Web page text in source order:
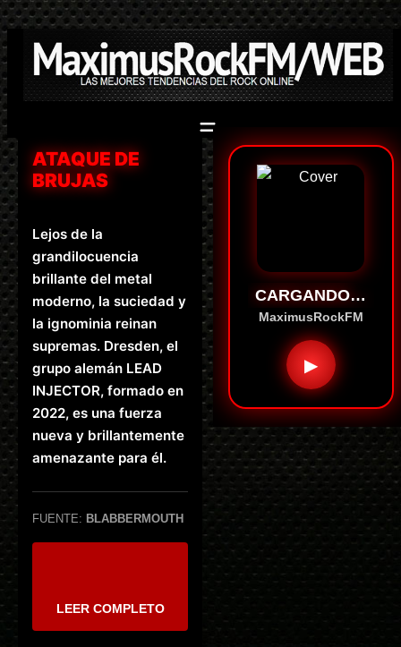
Saltar
contenido
ATAQUE DE
BRUJAS
Lejos de la
grandilocuencia
brillante del metal
moderno, la suciedad y
la ignominia reinan
supremas. Dresden, el
grupo alemán LEAD
INJECTOR, formado en
2022, es una fuerza
nueva y brillantemente
amenazante para él.
FUENTE: BLABBERMOUTH
LEER COMPLETO
CARGANDO…
MaximusRockFM
▶